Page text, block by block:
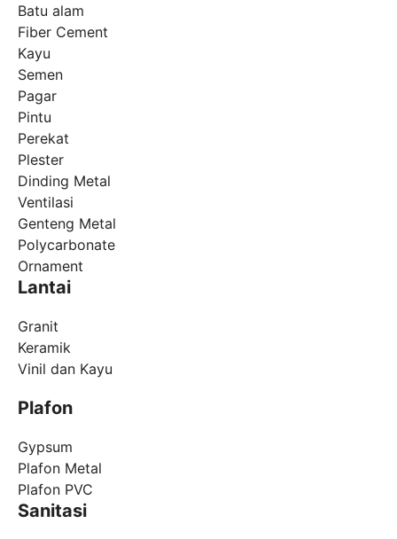
Batu alam
Fiber Cement
Kayu
Semen
Pagar
Pintu
Perekat
Plester
Dinding Metal
Ventilasi
Genteng Metal
Polycarbonate
Ornament
Lantai
Granit
Keramik
Vinil dan Kayu
Plafon
Gypsum
Plafon Metal
Plafon PVC
Sanitasi